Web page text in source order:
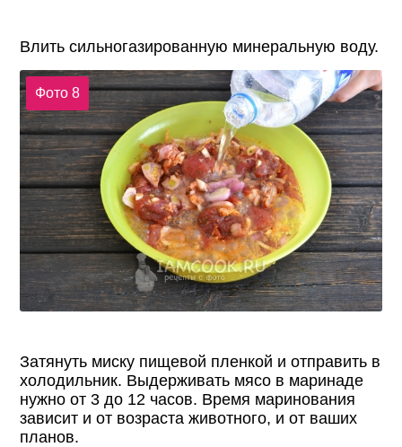
Влить сильногазированную минеральную воду.
Фото 8
Затянуть миску пищевой пленкой и отправить в
холодильник. Выдерживать мясо в маринаде
нужно от 3 до 12 часов. Время маринования
зависит и от возраста животного, и от ваших
планов.